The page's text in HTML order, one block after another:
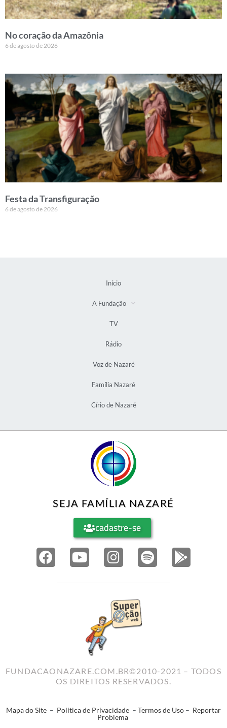
No coração da Amazônia
6 de agosto de 2026
Festa da Transfiguração
6 de agosto de 2026
Início
A Fundação
TV
Rádio
Voz de Nazaré
Família Nazaré
Círio de Nazaré
SEJA FAMÍLIA NAZARÉ
cadastre-se
FUNDACAONAZARE.COM.BR©2010-2021 – TODOS
OS DIREITOS RESERVADOS.
Mapa do Site – Politica de Privacidade – Termos de Uso – Reportar
Problema